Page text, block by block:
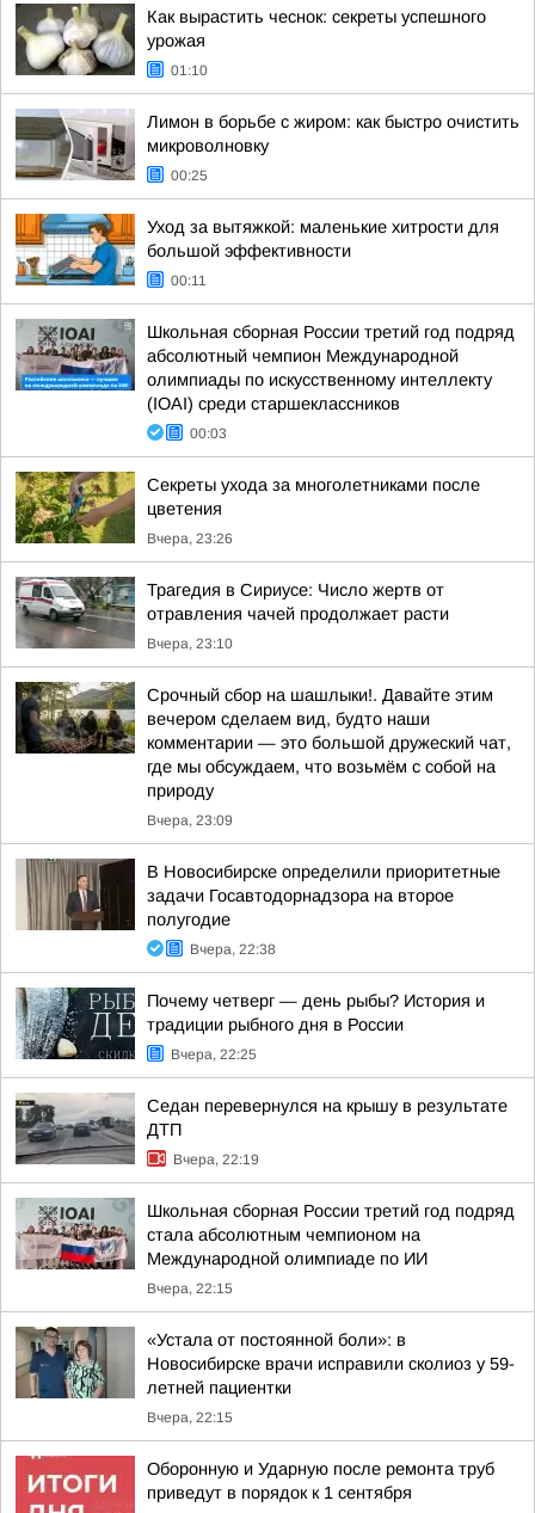
Как вырастить чеснок: секреты успешного
урожая
01:10
Лимон в борьбе с жиром: как быстро очистить
микроволновку
00:25
Уход за вытяжкой: маленькие хитрости для
большой эффективности
00:11
Школьная сборная России третий год подряд
абсолютный чемпион Международной
олимпиады по искусственному интеллекту
(IOAI) среди старшеклассников
00:03
Секреты ухода за многолетниками после
цветения
Вчера, 23:26
Трагедия в Сириусе: Число жертв от
отравления чачей продолжает расти
Вчера, 23:10
Срочный сбор на шашлыки!. Давайте этим
вечером сделаем вид, будто наши
комментарии — это большой дружеский чат,
где мы обсуждаем, что возьмём с собой на
природу
Вчера, 23:09
В Новосибирске определили приоритетные
задачи Госавтодорнадзора на второе
полугодие
Вчера, 22:38
Почему четверг — день рыбы? История и
традиции рыбного дня в России
Вчера, 22:25
Седан перевернулся на крышу в результате
ДТП
Вчера, 22:19
Школьная сборная России третий год подряд
стала абсолютным чемпионом на
Международной олимпиаде по ИИ
Вчера, 22:15
«Устала от постоянной боли»: в
Новосибирске врачи исправили сколиоз у 59-
летней пациентки
Вчера, 22:15
Оборонную и Ударную после ремонта труб
приведут в порядок к 1 сентября